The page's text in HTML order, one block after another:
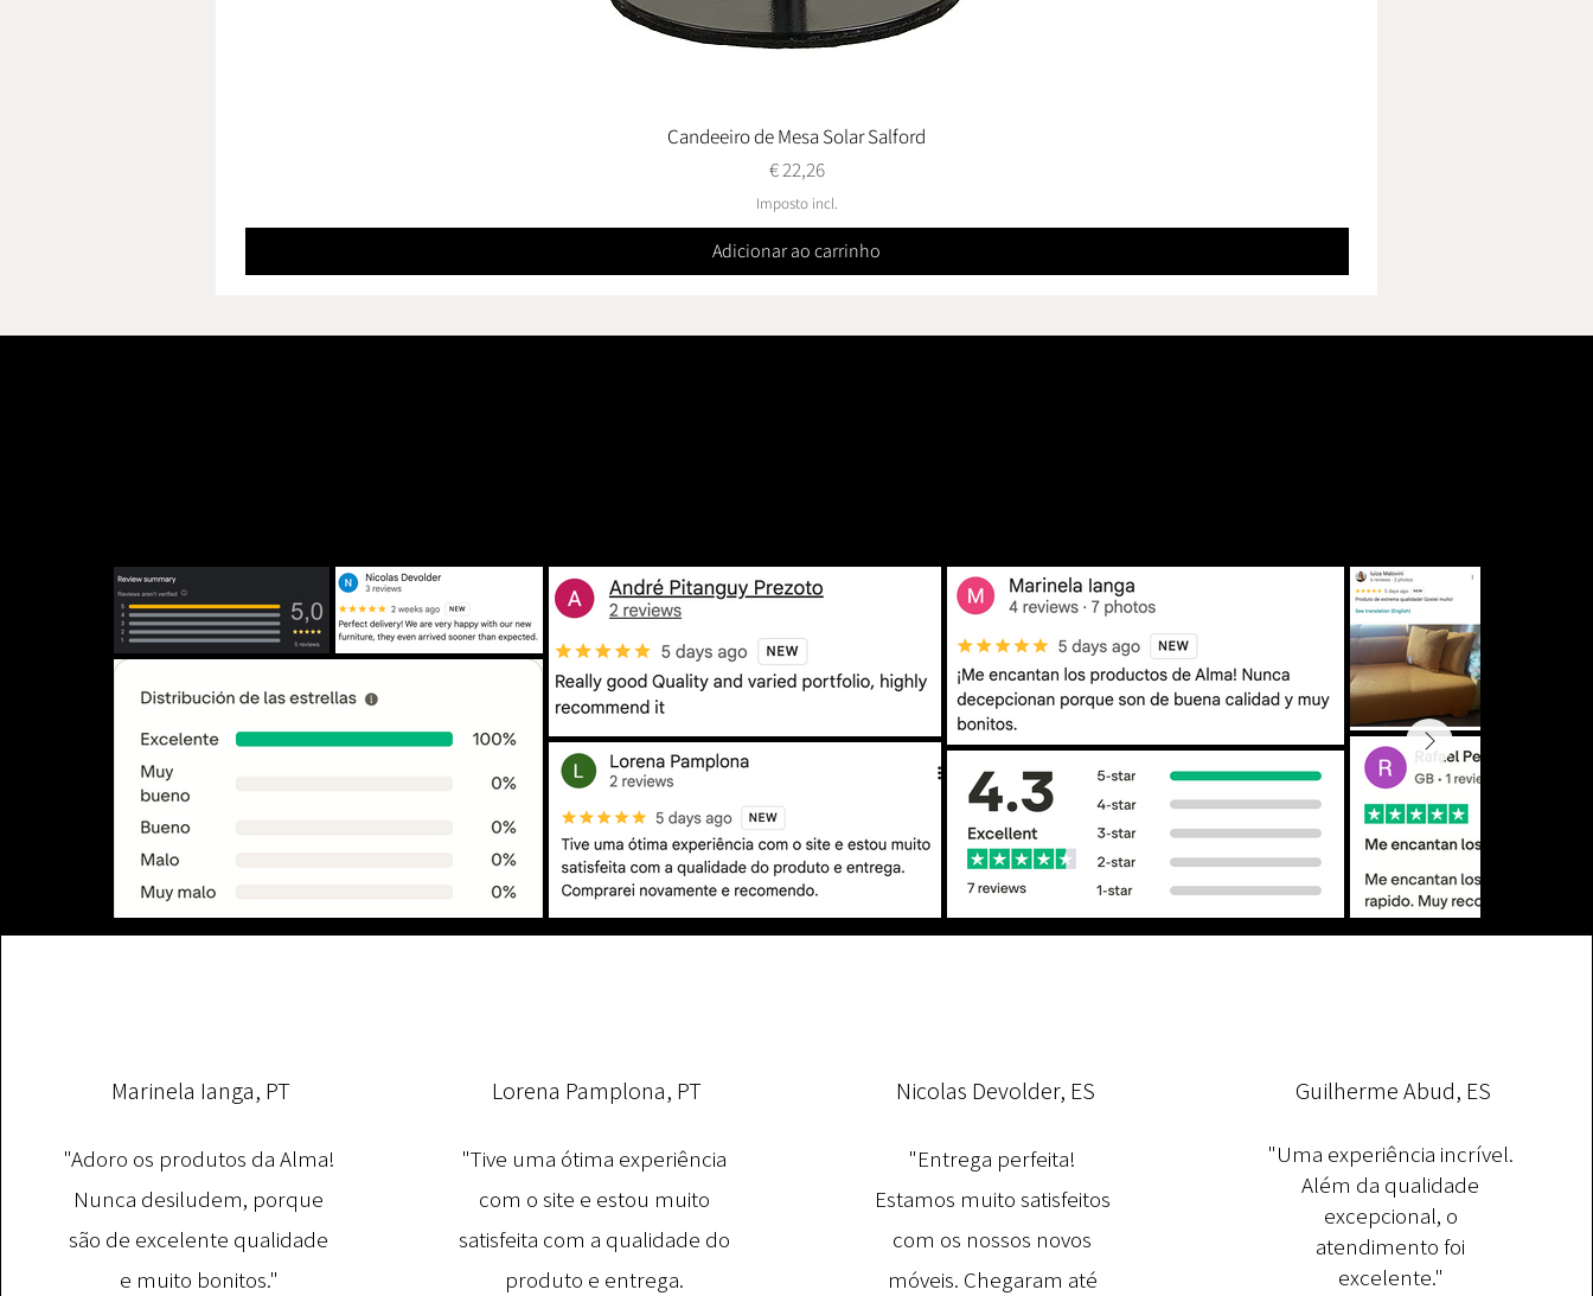
Visualização rápida
Candeeiro de Mesa Solar Salford
Preço
€ 22,26
Imposto incl.
Adicionar ao carrinho
Marinela Ianga, PT
"Adoro os produtos da Alma!
Nunca desiludem, porque
são de excelente qualidade
e muito bonitos."
Lorena Pamplona, PT
"Tive uma ótima experiência
com o site e estou muito
satisfeita com a qualidade do
produto e entrega.
Nicolas Devolder, ES
"Entrega perfeita!
Estamos muito satisfeitos
com os nossos novos
móveis. Chegaram até
Guilherme Abud, ES
"Uma experiência incrível.
Além da qualidade
excepcional, o
atendimento foi
excelente."